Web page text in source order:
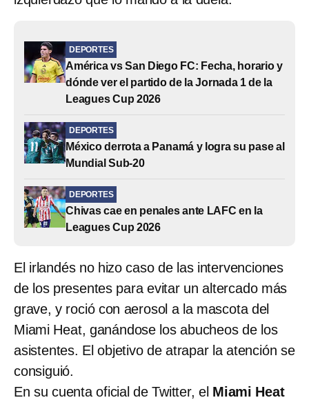
DEPORTES
América vs San Diego FC: Fecha, horario y
dónde ver el partido de la Jornada 1 de la
Leagues Cup 2026
DEPORTES
México derrota a Panamá y logra su pase al
Mundial Sub-20
DEPORTES
Chivas cae en penales ante LAFC en la
Leagues Cup 2026
El irlandés no hizo caso de las intervenciones
de los presentes para evitar un altercado más
grave, y roció con aerosol a la mascota del
Miami Heat, ganándose los abucheos de los
asistentes. El objetivo de atrapar la atención se
consiguió.
En su cuenta oficial de Twitter, el Miami Heat